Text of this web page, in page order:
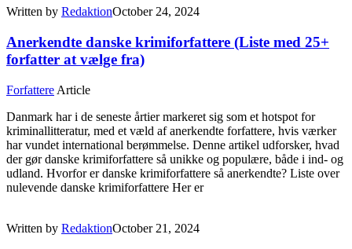
Written by RedaktionOctober 24, 2024
Anerkendte danske krimiforfattere (Liste med 25+
forfatter at vælge fra)
Forfattere Article
Danmark har i de seneste årtier markeret sig som et hotspot for
kriminallitteratur, med et væld af anerkendte forfattere, hvis værker
har vundet international berømmelse. Denne artikel udforsker, hvad
der gør danske krimiforfattere så unikke og populære, både i ind- og
udland. Hvorfor er danske krimiforfattere så anerkendte? Liste over
nulevende danske krimiforfattere Her er
Written by RedaktionOctober 21, 2024